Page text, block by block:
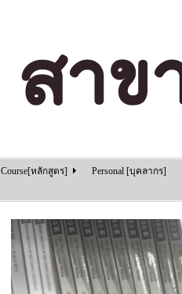
Course[หลักสูตร] Personal [บุคลากร]